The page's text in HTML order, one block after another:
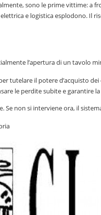
sono le prime vittime: a
e logistica esplodono. Il
l’apertura di un tavolo
tutelare il potere d’acquisto
le perdite subite e garantire
Se non si interviene ora, il